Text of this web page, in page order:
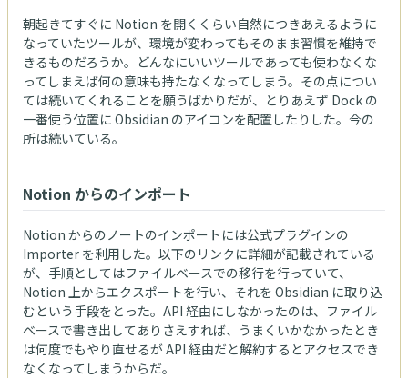
朝起きてすぐに Notion を開くくらい自然につきあえるように
なっていたツールが、環境が変わってもそのまま習慣を維持で
きるものだろうか。どんなにいいツールであっても使わなくな
ってしまえば何の意味も持たなくなってしまう。その点につい
ては続いてくれることを願うばかりだが、とりあえず Dock の
一番使う位置に Obsidian のアイコンを配置したりした。今の
所は続いている。
Notion からのインポート
Notion からのノートのインポートには公式プラグインの
Importer を利用した。以下のリンクに詳細が記載されている
が、手順としてはファイルベースでの移行を行っていて、
Notion 上からエクスポートを行い、それを Obsidian に取り込
むという手段をとった。API 経由にしなかったのは、ファイル
ベースで書き出してありさえすれば、うまくいかなかったとき
は何度でもやり直せるが API 経由だと解約するとアクセスでき
なくなってしまうからだ。